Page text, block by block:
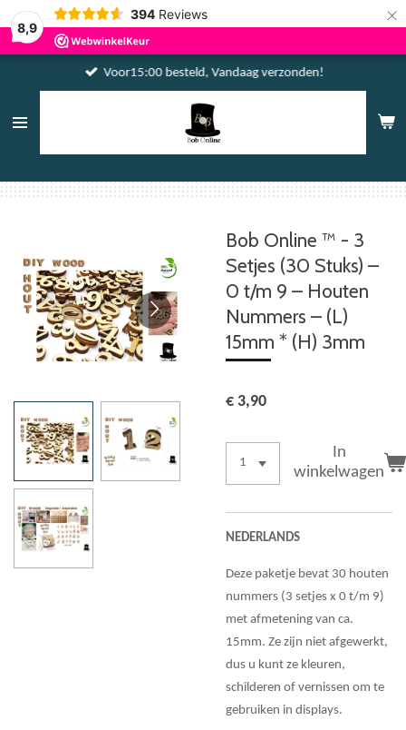
8,9
394 Reviews ×
Voor15:00 besteld, Vandaag verzonden!
Bob Online ™ - 3
Setjes (30 Stuks) –
0 t/m 9 – Houten
Nummers – (L)
15mm * (H) 3mm
€ 3,90
In
winkelwagen
NEDERLANDS
Deze paketje bevat 30 houten
nummers (3 setjes x 0 t/m 9)
met afmetening van ca.
15mm. Ze zijn niet afgewerkt,
dus u kunt ze kleuren,
schilderen of vernissen om te
gebruiken in displays.